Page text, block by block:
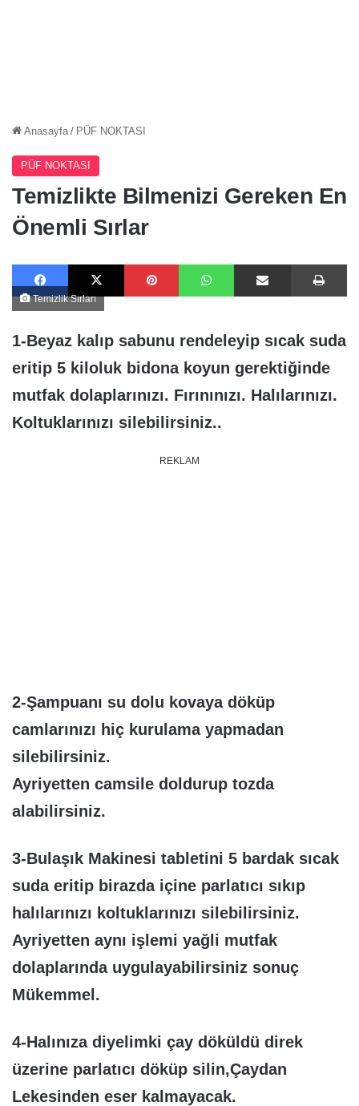
Anasayfa / PÜF NOKTASI
PÜF NOKTASI
Temizlikte Bilmenizi Gereken En
Önemli Sırlar
Facebook X Pinterest WhatsApp E-Posta ile paylaş
Temizlik Sırları
1-Beyaz kalıp sabunu rendeleyip sıcak suda
eritip 5 kiloluk bidona koyun gerektiğinde
mutfak dolaplarınızı. Fırınınızı. Halılarınızı.
Koltuklarınızı silebilirsiniz..
REKLAM
2-Şampuanı su dolu kovaya döküp
camlarınızı hiç kurulama yapmadan
silebilirsiniz.
Ayriyetten camsile doldurup tozda
alabilirsiniz.
3-Bulaşık Makinesi tabletini 5 bardak sıcak
suda eritip birazda içine parlatıcı sıkıp
halılarınızı koltuklarınızı silebilirsiniz.
Ayriyetten aynı işlemi yağli mutfak
dolaplarında uygulayabilirsiniz sonuç
Mükemmel.
4-Halınıza diyelimki çay döküldü direk
üzerine parlatıcı döküp silin,Çaydan
Lekesinden eser kalmayacak.